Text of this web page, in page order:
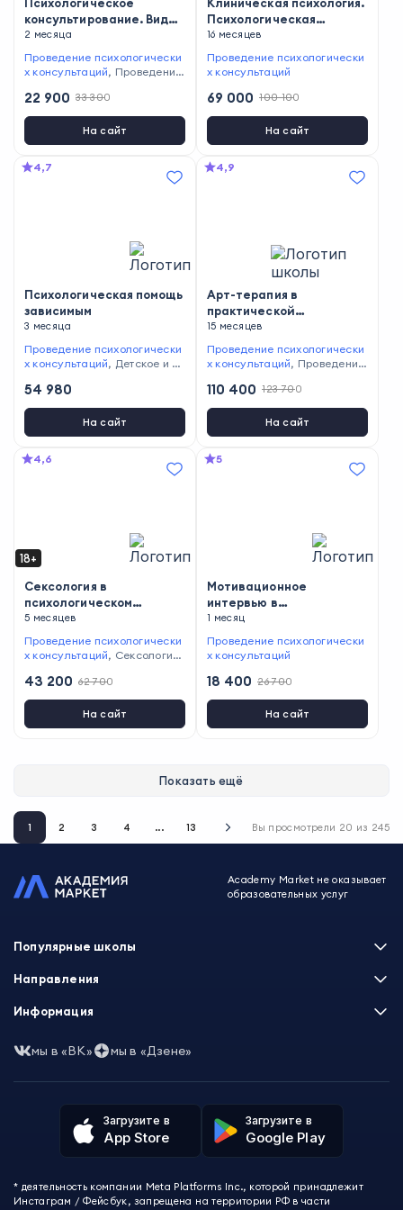
консультирование. Виды
индивидуальной
психологической помощи
2 месяца
Проведение психологически
х консультаций, Проведение
22 900 33 300
На сайт
Психологическая
диагностика и
психотерапия в
клинической и
педагогической
практике со
специализацией в
патопсихологии
16 месяцев
Проведение психологически
х консультаций
69 000 100 100
На сайт
4,7
Психологическая помощь
зависимым
3 месяца
Проведение психологически
х консультаций, Детское и се
абота с детьми
54 980
На сайт
4,9
Арт-терапия в
практической
психологической
помощи: интеграция
подходов и
работе с клиентами
15 месяцев
Проведение психологически
х консультаций, Проведение
110 400 123 700
На сайт
4,6
18+
Сексология в
психологическом
консультировании
5 месяцев
Проведение психологически
х консультаций, Сексологич
бота со стрессом
43 200 62 700
На сайт
5
Мотивационное
интервью в
психологическом
консультировании
1 месяц
Проведение психологически
х консультаций
18 400 26 700
На сайт
Показать ещё
1 2 3 4 ... 13 Вы просмотрели 20 из 245
Academy Market не оказывает
образовательных услуг
Загрузите в
App Store
Загрузите в
Google Play
* деятельность компании Meta Platforms Inc., которой принадлежит
Инстаграм / Фейсбук, запрещена на территории РФ в части
Популярные школы
Skillbox
XYZ School
Skillfactory
Talentsy
ProductStar
Бруноям
Направления
Программирование
Маркетинг
Аналитика
Другие профессии
Красота и здоровье
Информация
Часто задаваемые вопросы
Пользовательское соглашение
Политика обработки данных
Избранные курсы
Акции и скидки
О проекте
Контакты
мы в «ВК» мы в «Дзене»